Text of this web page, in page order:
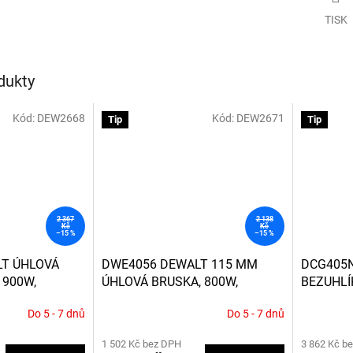
TISK
2 367
Kč
–15 %
ÚHLOVÁ
Do 5 - 7 dnů
Kód: DEW2668 Tip
2 138
Kč
–15 %
DWE4056 DEWALT 115 MM
ÚHLOVÁ BRUSKA, 800W,
produktu
Do 5 - 7 dnů
1 502 Kč bez DPH
Kód: DEW2671 Tip
produktu
3 862 Kč